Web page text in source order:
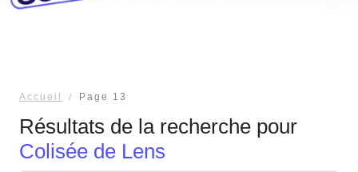
Accueil Page 13
Résultats de la recherche pour
Colisée de Lens